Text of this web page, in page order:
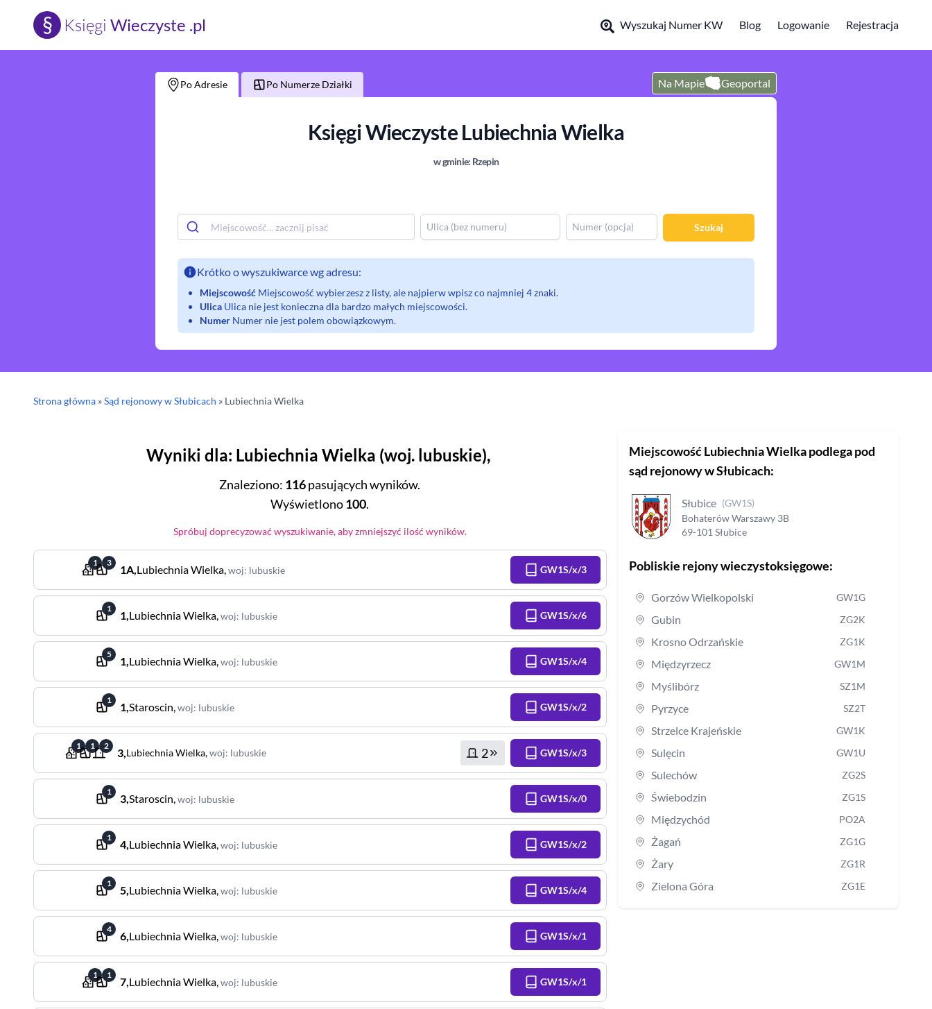
§ Księgi Wieczyste .pl Wyszukaj Numer KW Blog Logowanie Rejestracja
Po Adresie Po Numerze Działki Na Mapie Geoportal
Księgi WieczysteLubiechnia Wielka
w gminie: Rzepin
Szukaj
Krótko o wyszukiwarce wg adresu:
Miejscowość Miejscowość wybierzesz z listy, ale najpierw wpisz co najmniej 4 znaki.
Ulica Ulica nie jest konieczna dla bardzo małych miejscowości.
Numer Numer nie jest polem obowiązkowym.
Strona główna »Sąd rejonowyw Słubicach » Lubiechnia Wielka
Wyniki dla: Lubiechnia Wielka (woj. lubuskie),
Znaleziono: 116pasujących wyników.
Wyświetlono100.
Spróbuj doprecyzować wyszukiwanie, aby zmniejszyć ilość wyników.
1 3
1A,Lubiechnia Wielka,woj: lubuskie GW1S/x/3
1
1,Lubiechnia Wielka,woj: lubuskie GW1S/x/6
5
1,Lubiechnia Wielka,woj: lubuskie GW1S/x/4
1
1,Staroscin,woj: lubuskie GW1S/x/2
1 1 2
3,Lubiechnia Wielka,woj: lubuskie 2 GW1S/x/3
1
3,Staroscin,woj: lubuskie GW1S/x/0
1
4,Lubiechnia Wielka,woj: lubuskie GW1S/x/2
1
5,Lubiechnia Wielka,woj: lubuskie GW1S/x/4
4
6,Lubiechnia Wielka,woj: lubuskie GW1S/x/1
1 1
7,Lubiechnia Wielka,woj: lubuskie GW1S/x/1
MiejscowośćLubiechnia Wielkapodlega pod
sąd rejonowyw Słubicach:
Słubice (GW1S)
Bohaterów Warszawy 3B
69-101 Słubice
Pobliskie rejony wieczystoksięgowe:
Gorzów Wielkopolski GW1G
Gubin ZG2K
Krosno Odrzańskie ZG1K
Międzyrzecz GW1M
Myślibórz SZ1M
Pyrzyce SZ2T
Strzelce Krajeńskie GW1K
Sulęcin GW1U
Sulechów ZG2S
Świebodzin ZG1S
Międzychód PO2A
Żagań ZG1G
Żary ZG1R
Zielona Góra ZG1E